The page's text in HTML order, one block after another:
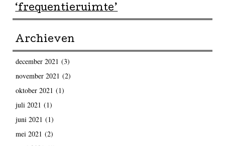
‘frequentieruimte’
Archieven
december 2021 (3)
november 2021 (2)
oktober 2021 (1)
juli 2021 (1)
juni 2021 (1)
mei 2021 (2)